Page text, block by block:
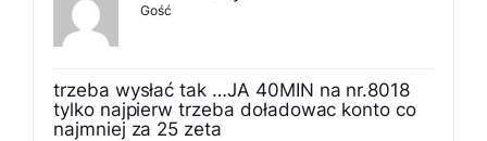
Gość
trzeba wysłać tak …JA 40MIN na nr.8018
tylko najpierw trzeba doładowac konto co
najmniej za 25 zeta